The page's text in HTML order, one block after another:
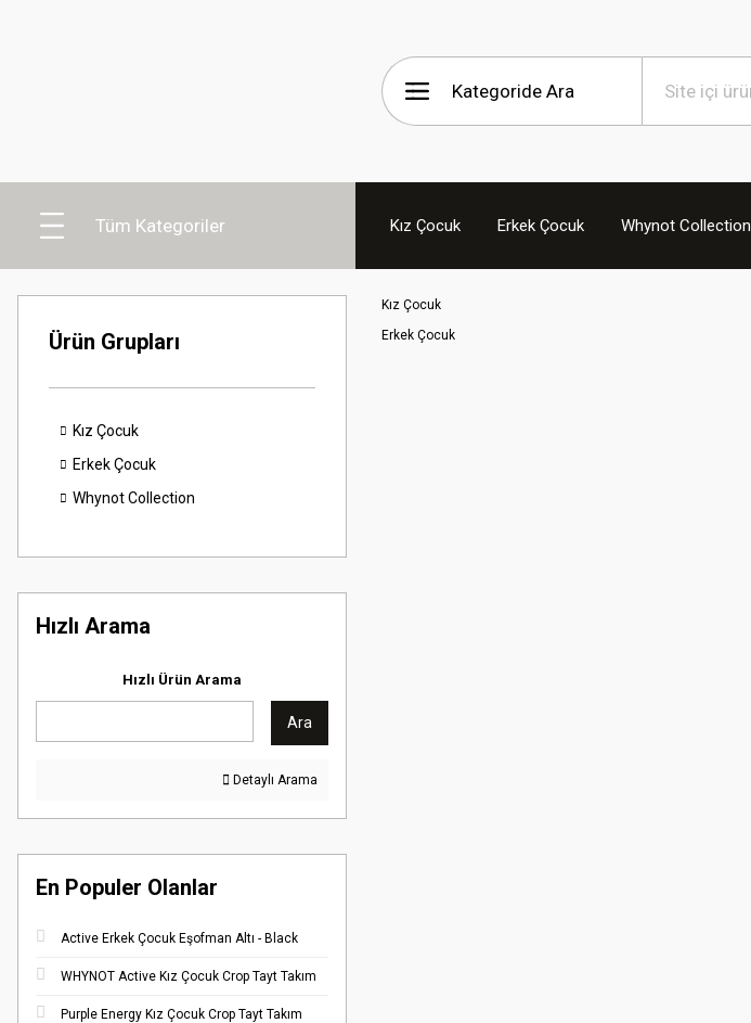
Tüm Kategoriler Kız Çocuk Erkek Çocuk Whynot Collection
Ürün Grupları
Kız Çocuk
Erkek Çocuk
Whynot Collection
Hızlı Arama
Hızlı Ürün Arama
Ara
Detaylı Arama
En Populer Olanlar
Active Erkek Çocuk Eşofman Altı - Black
WHYNOT Active Kız Çocuk Crop Tayt Takım
Purple Energy Kız Çocuk Crop Tayt Takım
Kız Çocuk
Erkek Çocuk